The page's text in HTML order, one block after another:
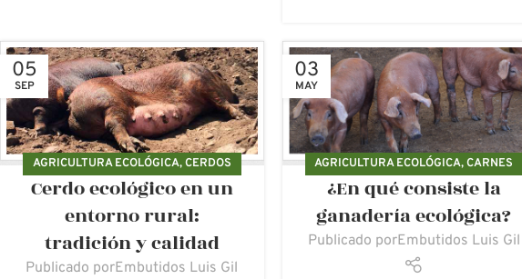
05
SEP
AGRICULTURA ECOLÓGICA,CERDOS
ECOLÓGICOS,GANADERÍA ECOLÓGICA
LUIS GIL
SIN CATEGORÍA
Cerdo ecológico en un
entorno rural:
tradición y calidad
Publicado porEmbutidos Luis Gil
03
MAY
AGRICULTURA ECOLÓGICA,CARNES
FRESCA ECOLÓGICA,DUROC,
EMBUTIDOS ECOLÓGICOS, LUIS GIL,
PRODUCCIÓN ECOLÓGICA , PRODUCTOS
ECOLÓGICOS
¿En qué consiste la
ganadería ecológica?
Publicado porEmbutidos Luis Gil